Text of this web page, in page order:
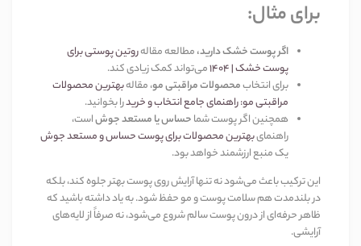
برای مثال:
اگر پوست خشک دارید،مطالعه مقالهروتین پوستی برای
پوست خشک |۱۴۰۴می‌تواند کمک زیادی کند.
برای انتخابمحصولات مراقبتی مو، مقالهبهترین محصولات
مراقبتی مو: راهنمای جامع انتخاب و خریدرا بخوانید.
همچنین اگر پوست شماحساس یا مستعد جوشاست،
راهنمایبهترین محصولات برای پوست حساس و مستعد جوش
یک منبع ارزشمند خواهد بود.
این ترکیب باعث می‌شود نه تنها آرایش روی پوست بهتر جلوه کند، بلکه
در بلندمدت هم سلامت پوست و مو حفظ شود. به یاد داشته باشید که
ظاهر حرفه‌ای از درون پوست سالم شروع می‌شود، نه صرفاً از لایه‌های
آرایشی.